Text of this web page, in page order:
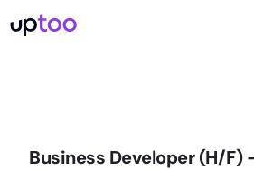
Business Developer (H/F)